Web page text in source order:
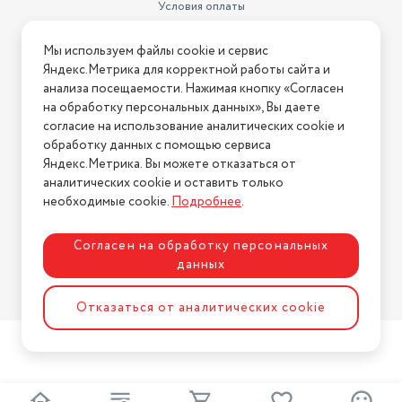
Условия оплаты
Условия возврата
Нашли ошибку на сайте? Напишите нам
2026 © Интернет-магазин "АстМаркет". У нас есть всё!
Политика конфиденциальности
Разработка сайтаASTDESIGN
Мы используем файлы cookie и сервис
Яндекс.Метрика для корректной работы сайта и
анализа посещаемости. Нажимая кнопку «Согласен
на обработку персональных данных», Вы даете
согласие на использование аналитических cookie и
обработку данных с помощью сервиса
Яндекс.Метрика. Вы можете отказаться от
аналитических cookie и оставить только
необходимые cookie.Подробнее.
Согласен на обработку персональных
данных
Отказаться от аналитических cookie